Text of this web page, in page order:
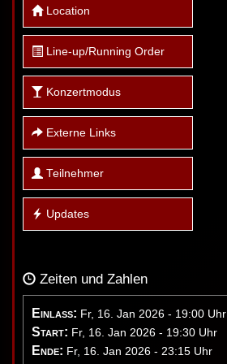
Location
Line-up/Running Order
Konzertmodus
Externe Links
Teilnehmer
Updates
Zeiten und Zahlen
Einlass: Fr, 16. Jan 2026 - 19:00 Uhr
Start: Fr, 16. Jan 2026 - 19:30 Uhr
Ende: Fr, 16. Jan 2026 - 23:15 Uhr